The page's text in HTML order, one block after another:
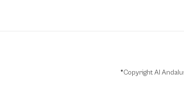
®Copyright Al